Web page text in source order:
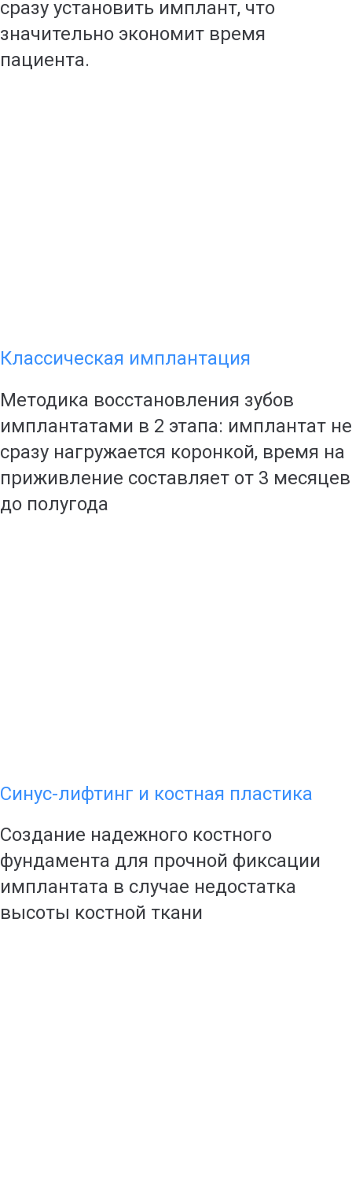
сразу установить имплант, что
значительно экономит время
пациента.
Классическая имплантация
Методика восстановления зубов
имплантатами в 2 этапа: имплантат не
сразу нагружается коронкой, время на
приживление составляет от 3 месяцев
до полугода
Синус-лифтинг и костная пластика
Создание надежного костного
фундамента для прочной фиксации
имплантата в случае недостатка
высоты костной ткани